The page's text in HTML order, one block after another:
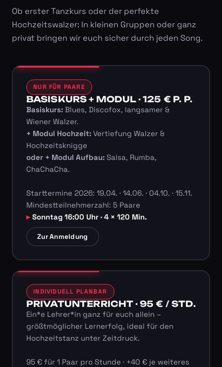
Ob erster Tanzkurs oder der perfekte
Hochzeitswalzer: In kleinen Gruppen oder ganz
privat bringen wir euch sicher durch jeden Song.
NUR FÜR PAARE
BASISKURS + MODUL · 125 € P. P.
Basiskurs:Blues, Discofox, langsamer &
Wiener Walzer.
+ Modul Hochzeit:Vertiefung Walzer &
Hochzeitsknigge
oder + Modul Aufbau:Salsa, Rumba,
ChaChaCha.
Starttermine 2026: 19.04. · 14.06. · 04.10. · 15.11.
Mindestteilnehmerzahl: 5 Paare
Sonntag 16:00 Uhr · 4 × 120 Min.
Zur Anmeldung
INDIVIDUELL PLANBAR
PRIVATUNTERRICHT · 95 € / STD.
Ein*e Lehrer*in ganz für euch allein –
größtmöglicher Lernerfolg, ideal für den
Hochzeitstanz unter Zeitdruck.
95 € für 1 Paar pro Stunde · +40 € je weiteres